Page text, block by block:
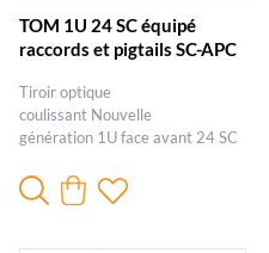
TOM 1U 24 SC équipé
raccords et pigtails SC-APC
Tiroir optique
coulissant Nouvelle
génération 1U face avant 24 SC